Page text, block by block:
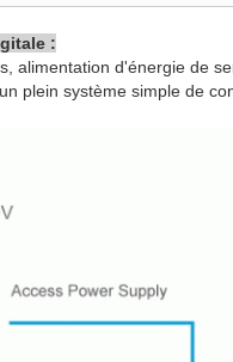
:
alimentation d'énergie de
plein système simple de